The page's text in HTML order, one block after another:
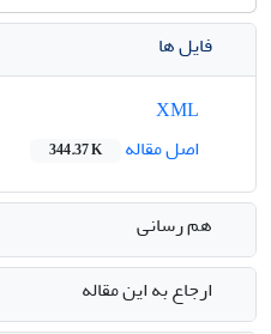
فایل ها
اصل مقاله
344.37 K
هم رسانی
ارجاع به این مقاله